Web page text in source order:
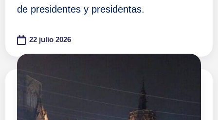
de presidentes y presidentas.
22 julio 2026